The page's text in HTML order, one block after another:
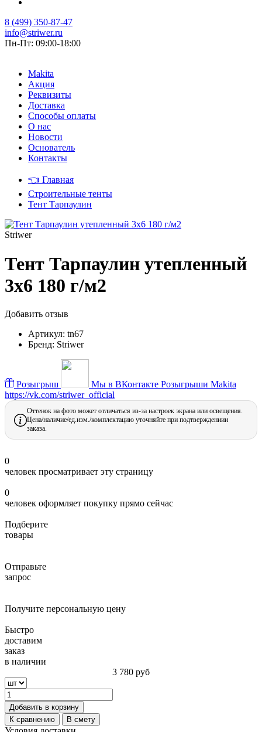
8 (499) 350-87-47
info@striwer.ru
Пн-Пт: 09:00-18:00
Makita
Акция
Реквизиты
Доставка
Способы оплаты
О нас
Новости
Основатель
Контакты
👈 Главная
Строительные тенты
Тент Тарпаулин
Striwer
Тент Тарпаулин утепленный
3х6 180 г/м2
Добавить отзыв
Артикул: tn67
Бренд: Striwer
Розыгрыш Мы в ВКонтакте Розыгрыши Makita
https://vk.com/striwer_official
Оттенок на фото может отличаться из-за настроек экрана или освещения.
Цена/наличие/ед.изм./комплектацию уточняйте при подтверждениии
заказа.
0
человек просматривает эту страницу
0
человек оформляет покупку прямо сейчас
Подберите
товары
Отправьте
запрос
Получите персональную цену
Быстро
доставим
заказ
в наличии
3 780 руб
Добавить в корзину
К сравнению
В смету